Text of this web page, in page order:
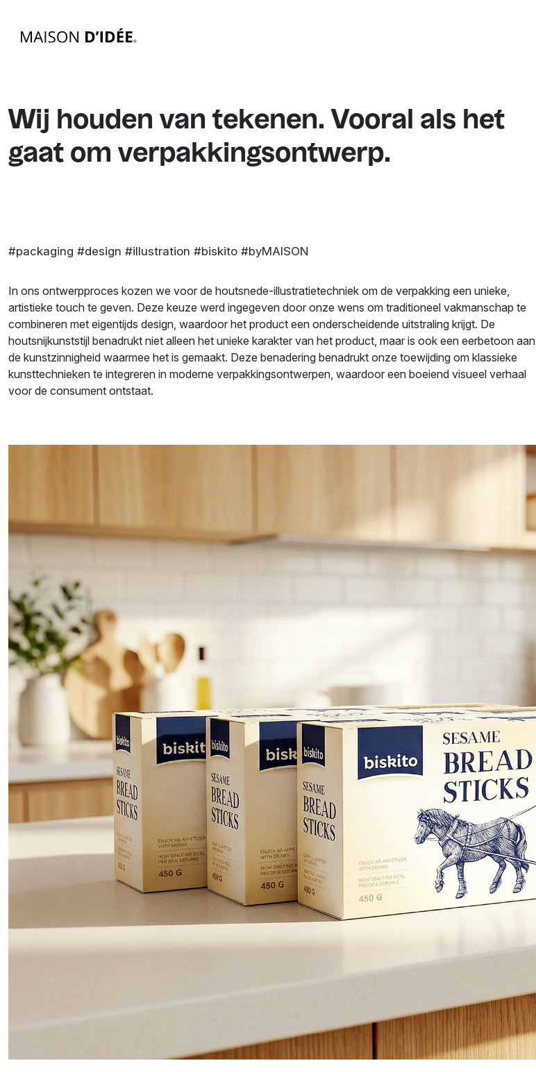
Wij houden van tekenen. Vooral als het
gaat om verpakkingsontwerp.
#packaging #design #illustration #biskito #byMAISON
In ons ontwerpproces kozen we voor de houtsnede-illustratietechniek om de verpakking een unieke,
artistieke touch te geven. Deze keuze werd ingegeven door onze wens om traditioneel vakmanschap te
combineren met eigentijds design, waardoor het product een onderscheidende uitstraling krijgt. De
houtsnijkunststijl benadrukt niet alleen het unieke karakter van het product, maar is ook een eerbetoon aan
de kunstzinnigheid waarmee het is gemaakt. Deze benadering benadrukt onze toewijding om klassieke
kunsttechnieken te integreren in moderne verpakkingsontwerpen, waardoor een boeiend visueel verhaal
voor de consument ontstaat.